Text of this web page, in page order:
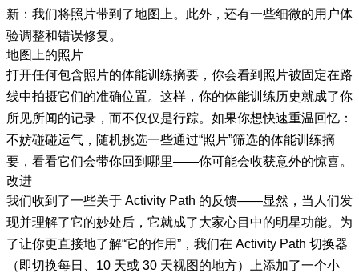
新：我们将照片带到了地图上。此外，还有一些细微的用户体
验调整和错误修复。
地图上的照片
打开任何包含照片的体能训练摘要，你会看到照片被固定在路
线中拍摄它们的准确位置。这样，你的体能训练历史就成了你
所见所闻的记录，而不仅仅是行踪。如果你想快速重温回忆：
不妨碰碰运气，随机挑选一些通过“照片”筛选的体能训练摘
要，看看它们会带你回到哪里——你可能会收获意外的惊喜。
改进
我们收到了一些关于 Activity Path 的反馈——显然，当人们发
现并理解了它的妙处后，它就成了大家心目中的明星功能。为
了让你更直接地了解“它的作用”，我们在 Activity Path 切换器
（即切换每日、10 天或 30 天视图的地方）上添加了一个小